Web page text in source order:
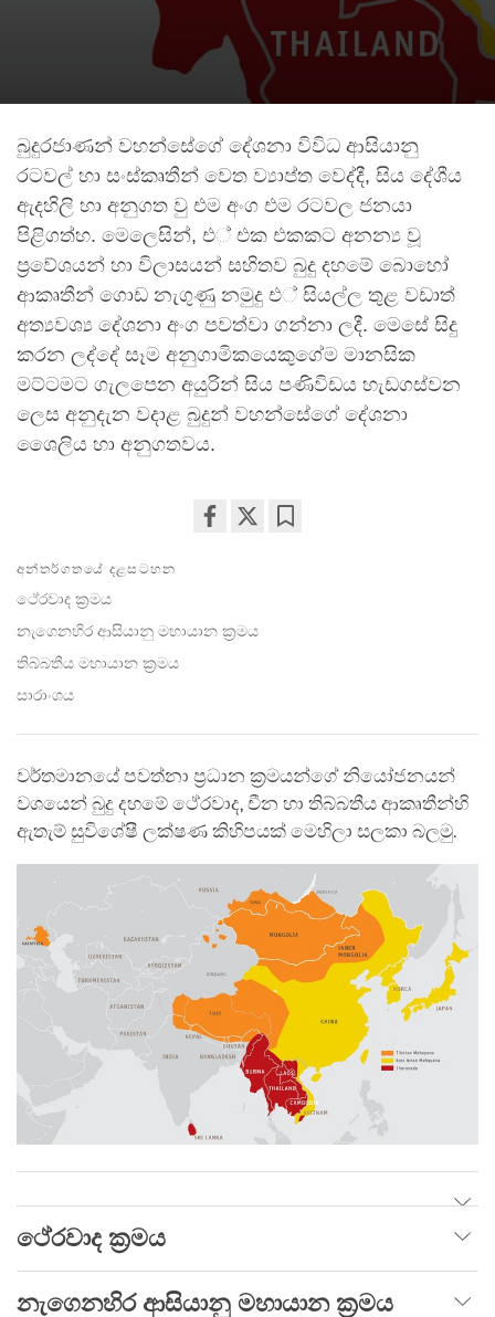
බුදුරජාණන් වහන්සේගේ දේශනා විවිධ ආසියානු
රටවල් හා සංස්කෘතීන් වෙත ව්‍යාප්ත වෙද්දී, සිය දේශීය
ඇදහිලි හා අනුගත වු එම අංග එම රටවල ජනයා
පිළිගත්හ. මෙලෙසින්, එ් එක එකකට අනන්‍ය වූ
ප්‍රවේශයන් හා විලාසයන් සහිතව බුදු දහමේ බොහෝ
ආකෘතීන් ගොඩ නැගුණු නමුදු එ් සියල්ල තුළ වඩාත්
අත්‍යවශ්‍ය දේශනා අංග පවත්වා ගන්නා ලදී. මෙසේ සිදු
කරන ලද්දේ සෑම අනුගාමිකයෙකුගේම මානසික
මට්ටමට ගැලපෙන අයුරින් සිය පණිවිඩය හැඩගස්වන
ලෙස අනුදැන වදාළ බුදුන් වහන්සේගේ දේශනා
ශෛලිය හා අනුගතවය.
අන්තර්ගතයේ දළසටහන
ථේරවාද ක්‍රමය
නැගෙනහිර ආසියානු මහායාන ක්‍රමය
තිබ්බතීය මහායාන ක්‍රමය
සාරාංශය
වර්තමානයේ පවත්නා ප්‍රධාන ක්‍රමයන්ගේ නියෝජනයන්
වශයෙන් බුදු දහමේ ථේරවාද, චීන හා තිබ්බතීය ආකෘතීන්හි
ඇතැම් සුවිශේෂී ලක්ෂණ කිහිපයක් මෙහිලා සලකා බලමු.
ථේරවාද ක්‍රමය
නැගෙනහිර ආසියානු මහායාන ක්‍රමය